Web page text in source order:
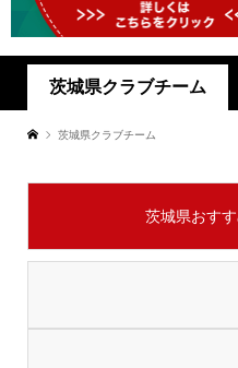
茨城県クラブチーム
茨城県クラブチーム
茨城県おす